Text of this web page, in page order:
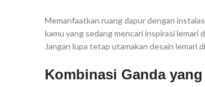
Memanfaatkan ruang dapur dengan
kamu yang sedang mencari inspirasi
Jangan lupa tetap utamakan desain lemari
Kombinasi Ganda